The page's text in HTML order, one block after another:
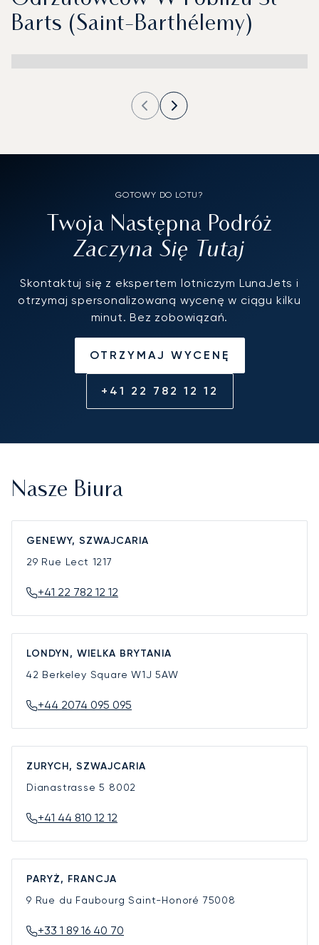
Barts (Saint-Barthélemy)
GOTOWY DO LOTU?
Twoja Następna Podróż
Zaczyna Się Tutaj
Skontaktuj się z ekspertem lotniczym LunaJets i
otrzymaj spersonalizowaną wycenę w ciągu kilku
minut. Bez zobowiązań.
OTRZYMAJ WYCENĘ
+41 22 782 12 12
Nasze Biura
GENEWY, SZWAJCARIA
29 Rue Lect 1217
+41 22 782 12 12
LONDYN, WIELKA BRYTANIA
42 Berkeley SquareW1J 5AW
+44 2074 095 095
ZURYCH, SZWAJCARIA
Dianastrasse 5 8002
+41 44 810 12 12
PARYŻ, FRANCJA
9 Rue du Faubourg Saint-Honoré 75008
+33 1 89 16 40 70